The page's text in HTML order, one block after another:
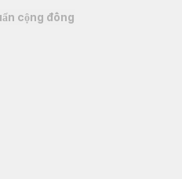
cộng đồng